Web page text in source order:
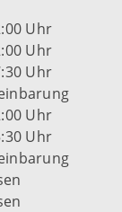
Uhr
Uhr
Uhr
Uhr
Uhr